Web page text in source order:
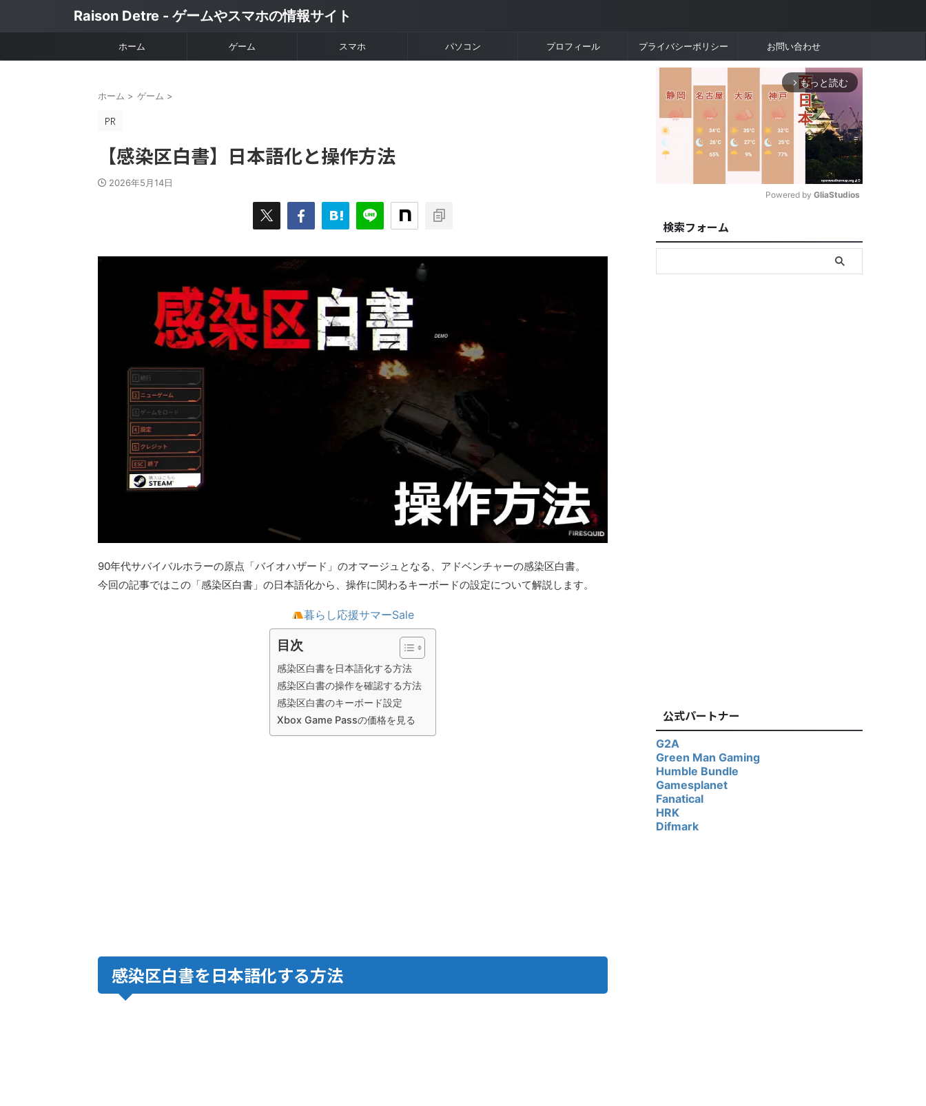
Raison Detre - ゲームやスマホの情報サイト
ホーム ゲーム スマホ パソコン プロフィール プライバシーポリシー お問い合わせ
ホーム > ゲーム >
【感染区白書】日本語化と操作方法
2026年5月14日
90年代サバイバルホラーの原点「バイオハザード」のオマージュとなる、アドベンチャーの感染区白書。
今回の記事ではこの「感染区白書」の日本語化から、操作に関わるキーボードの設定について解説します。
暮らし応援サマーSale
目次
感染区白書を日本語化する方法
感染区白書の操作を確認する方法
感染区白書のキーボード設定
Xbox Game Passの価格を見る
感染区白書を日本語化する方法
arrow_forward_ios もっと読む
u
t
Powered by GliaStudios
検索フォーム
公式パートナー
G2A
Green Man Gaming
Humble Bundle
Gamesplanet
Fanatical
HRK
Difmark